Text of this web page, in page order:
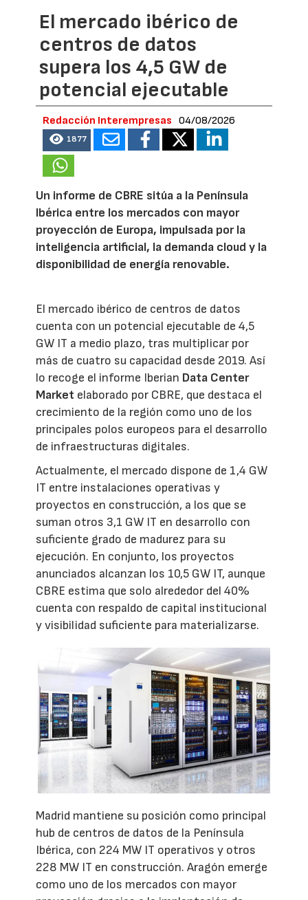
El mercado ibérico de
centros de datos
supera los 4,5 GW de
potencial ejecutable
Redacción Interempresas 04/08/2026
1877
Un informe de CBRE sitúa a la Península
Ibérica entre los mercados con mayor
proyección de Europa, impulsada por la
inteligencia artificial, la demanda cloud y la
disponibilidad de energía renovable.
El mercado ibérico de centros de datos
cuenta con un potencial ejecutable de 4,5
GW IT a medio plazo, tras multiplicar por
más de cuatro su capacidad desde 2019. Así
lo recoge el informe Iberian Data Center
Market elaborado por CBRE, que destaca el
crecimiento de la región como uno de los
principales polos europeos para el desarrollo
de infraestructuras digitales.
Actualmente, el mercado dispone de 1,4 GW
IT entre instalaciones operativas y
proyectos en construcción, a los que se
suman otros 3,1 GW IT en desarrollo con
suficiente grado de madurez para su
ejecución. En conjunto, los proyectos
anunciados alcanzan los 10,5 GW IT, aunque
CBRE estima que solo alrededor del 40%
cuenta con respaldo de capital institucional
y visibilidad suficiente para materializarse.
Madrid mantiene su posición como principal
hub de centros de datos de la Península
Ibérica, con 224 MW IT operativos y otros
228 MW IT en construcción. Aragón emerge
como uno de los mercados con mayor